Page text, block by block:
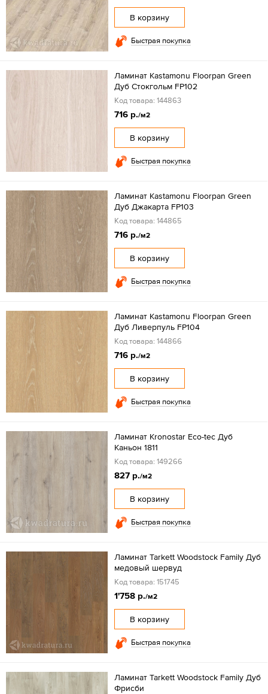
В корзину
Быстрая покупка
Ламинат Kastamonu Floorpan Green
Дуб Стокгольм FP102
Код товара: 144863
716 р./м2
В корзину
Быстрая покупка
Ламинат Kastamonu Floorpan Green
Дуб Джакарта FP103
Код товара: 144865
716 р./м2
В корзину
Быстрая покупка
Ламинат Kastamonu Floorpan Green
Дуб Ливерпуль FP104
Код товара: 144866
716 р./м2
В корзину
Быстрая покупка
Ламинат Kronostar Eco-tec Дуб
Каньон 1811
Код товара: 149266
827 р./м2
В корзину
Быстрая покупка
Ламинат Tarkett Woodstock Family Дуб
медовый шервуд
Код товара: 151745
1'758 р./м2
В корзину
Быстрая покупка
Ламинат Tarkett Woodstock Family Дуб
Фрисби